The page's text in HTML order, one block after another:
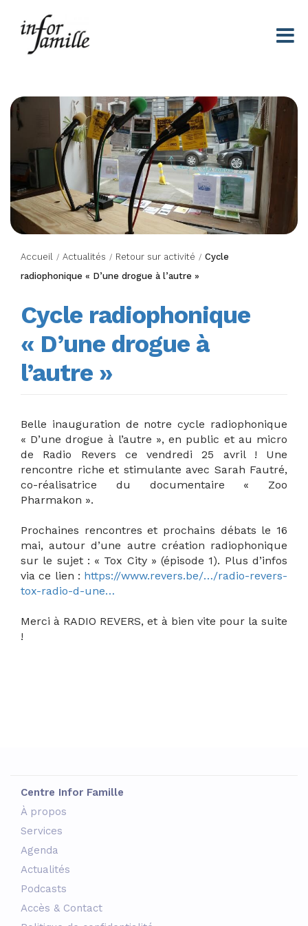
Accueil / Actualités / Retour sur activité / Cycle
radiophonique « D’une drogue à l’autre »
Cycle radiophonique
« D’une drogue à
l’autre »
Belle inauguration de notre cycle radiophonique
« D’une drogue à l’autre », en public et au micro
de Radio Revers ce vendredi 25 avril ! Une
rencontre riche et stimulante avec Sarah Fautré,
co-réalisatrice du documentaire « Zoo
Pharmakon ».
Prochaines rencontres et prochains débats le 16
mai, autour d’une autre création radiophonique
sur le sujet : « Tox City » (épisode 1). Plus d’infos
via ce lien : https://www.revers.be/…/radio-revers-
tox-radio-d-une…
Merci à RADIO REVERS, et à bien vite pour la suite
!
Centre Infor Famille
À propos
Services
Agenda
Actualités
Podcasts
Accès & Contact